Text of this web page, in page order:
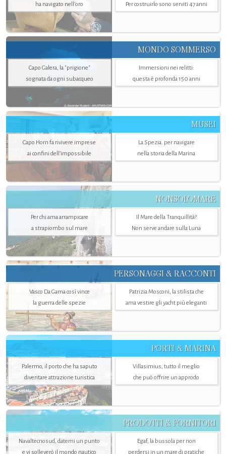
ha navigato nell’oro
Per costruirlo sono serviti 47 anni
MONDO SOMMERSO
Capo Galera, la "prigione"
sognata da ogni subacqueo
Immersioni nei relitti:
questa è profonda 150 anni
MUSEI
Capo Horn fa rivivere imprese
ai confini dell’impossibile
La Spezia. per navigare
nella storia della Marina
NONSOLOMARE
Per chi ama arrampicare
a strapiombo sul mare
Il Mare della Tranquillità?
Non serve andare sulla Luna
PERSONAGGI & RACCONTI
Vasco Da Gama così vince
la guerra delle spezie
Patrizia Mosconi, la stilista che
ama vestire gli yacht più eleganti
PORTI & MARINA
Palermo, il porto che ha saputo
diventare attrazione turistica
Villasimius, tutto il meglio
che può offrire un approdo
PRODOTTI & FORNITORI
Navaltecnosud, datemi un punto
e vi solleverò il mondo nautico
Egaf, la bussola per non
perdersi in un mare di pratiche